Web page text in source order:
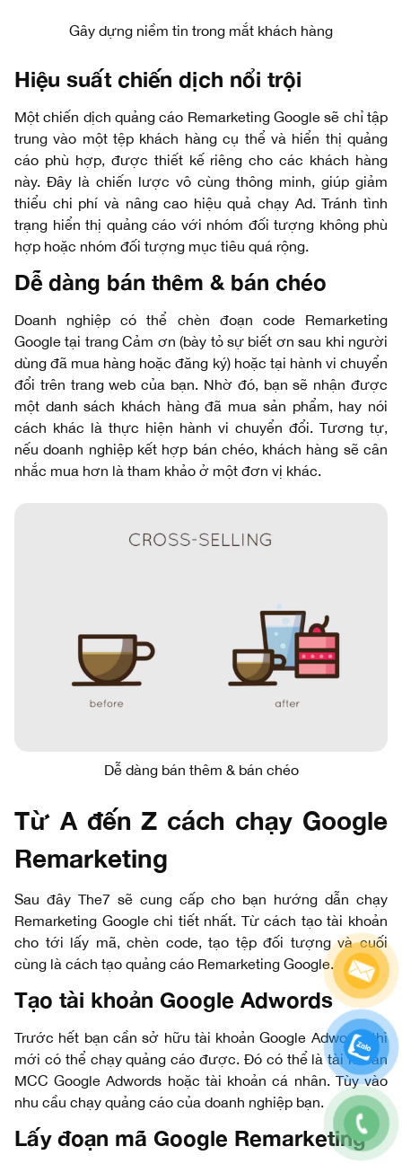
Gây dựng niềm tin trong mắt khách hàng
Hiệu suất chiến dịch nổi trội
Một chiến dịch quảng cáo Remarketing Google sẽ chỉ tập
trung vào một tệp khách hàng cụ thể và hiển thị quảng
cáo phù hợp, được thiết kế riêng cho các khách hàng
này. Đây là chiến lược vô cùng thông minh, giúp giảm
thiểu chi phí và nâng cao hiệu quả chạy Ad. Tránh tình
trạng hiển thị quảng cáo với nhóm đối tượng không phù
hợp hoặc nhóm đối tượng mục tiêu quá rộng.
Dễ dàng bán thêm & bán chéo
Doanh nghiệp có thể chèn đoạn code Remarketing
Google tại trang Cảm ơn (bày tỏ sự biết ơn sau khi người
dùng đã mua hàng hoặc đăng ký) hoặc tại hành vi chuyển
đổi trên trang web của bạn. Nhờ đó, bạn sẽ nhận được
một danh sách khách hàng đã mua sản phẩm, hay nói
cách khác là thực hiện hành vi chuyển đổi. Tương tự,
nếu doanh nghiệp kết hợp bán chéo, khách hàng sẽ cân
nhắc mua hơn là tham khảo ở một đơn vị khác.
Dễ dàng bán thêm & bán chéo
Từ A đến Z cách chạy Google
Remarketing
Sau đây The7 sẽ cung cấp cho bạn hướng dẫn chạy
Remarketing Google chi tiết nhất. Từ cách tạo tài khoản
cho tới lấy mã, chèn code, tạo tệp đối tượng và cuối
cùng là cách tạo quảng cáo Remarketing Google.
Tạo tài khoản Google Adwords
Trước hết bạn cần sở hữu tài khoản Google Adwords thì
mới có thể chạy quảng cáo được. Đó có thể là tài khoản
MCC Google Adwords hoặc tài khoản cá nhân. Tùy vào
nhu cầu chạy quảng cáo của doanh nghiệp bạn.
Lấy đoạn mã Google Remarketing